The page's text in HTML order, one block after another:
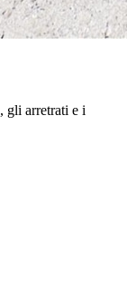
, gli arretrati e i